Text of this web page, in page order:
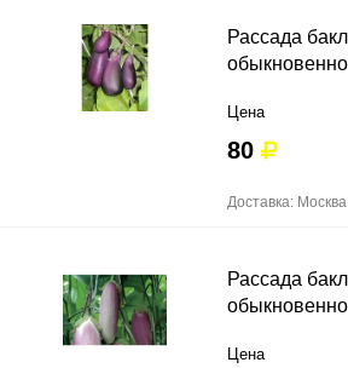
Рассада
Цена
80
Доставка: Москва
Рассада
Цена